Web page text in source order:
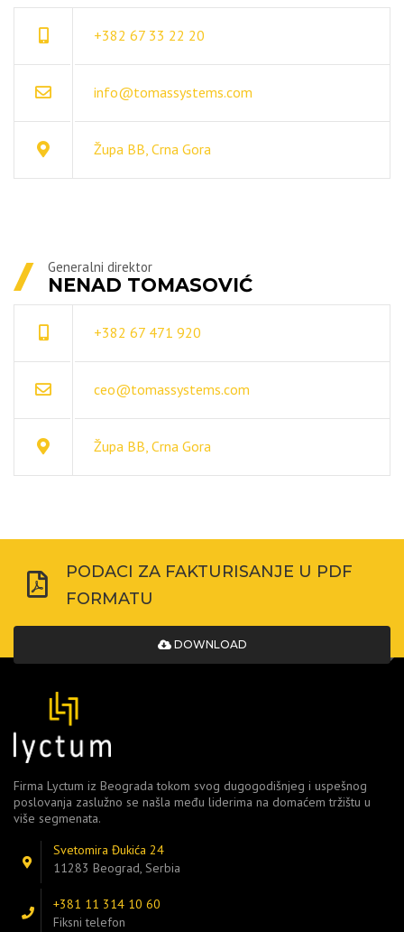
+382 67 33 22 20
info@tomassystems.com
Župa BB, Crna Gora
Generalni direktor
NENAD TOMASOVIĆ
+382 67 471 920
ceo@tomassystems.com
Župa BB, Crna Gora
PODACI ZA FAKTURISANJE U PDF
FORMATU
DOWNLOAD
Firma Lyctum iz Beograda tokom svog dugogodišnjeg i uspešnog
poslovanja zaslužno se našla među liderima na domaćem tržištu u
više segmenata.
Svetomira Đukića 24
11283 Beograd, Serbia
+381 11 314 10 60
Fiksni telefon